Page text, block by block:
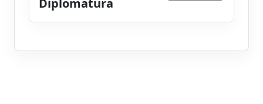
Diplomatura